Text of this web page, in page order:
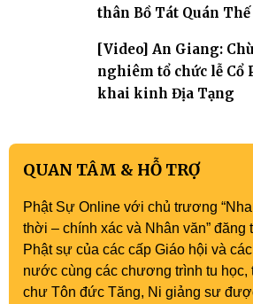
thân Bồ Tát Quán Thế
[Video] An Giang:
nghiêm tổ chức lễ Cổ
khai kinh Địa Tạng
QUAN TÂM & HỖ TRỢ
Phật Sự Online với chủ trương
thời – chính xác và Nhân văn” đăng
Phật sự của các cấp Giáo hội và
nước cùng các chương trình tu học,
chư Tôn đức Tăng, Ni giảng sư